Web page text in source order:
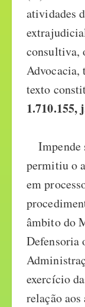
atividades
consultiva,
Advocacia,
texto
1.710.155,
Impende
permitiu o
em
âmbito do
Defensoria
exercício
relação